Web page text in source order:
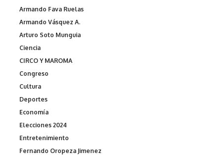
Armando Fava Ruelas
Armando Vásquez A.
Arturo Soto Munguia
Ciencia
CIRCO Y MAROMA
Congreso
Cultura
Deportes
Economía
Elecciones 2024
Entretenimiento
Fernando Oropeza Jimenez